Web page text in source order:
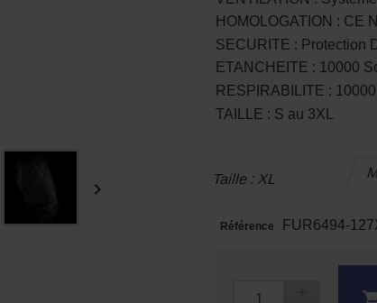

HOMOLOGATION : CE
SECURITE : Protection
ETANCHEITE : 10000
RESPIRABILITE :
TAILLE : S au 3XL
Taille : XL
Référence FUR6494-